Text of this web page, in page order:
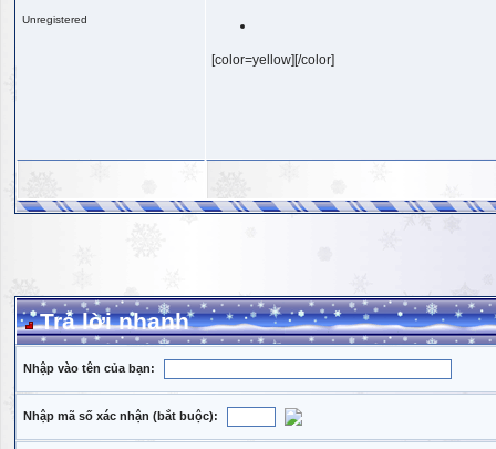
Unregistered
[color=yellow][/color]
Trả lời nhanh
Nhập vào tên của bạn:
Nhập mã số xác nhận (bắt buộc):